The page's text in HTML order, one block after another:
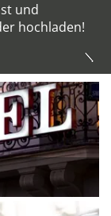
und
hochladen!